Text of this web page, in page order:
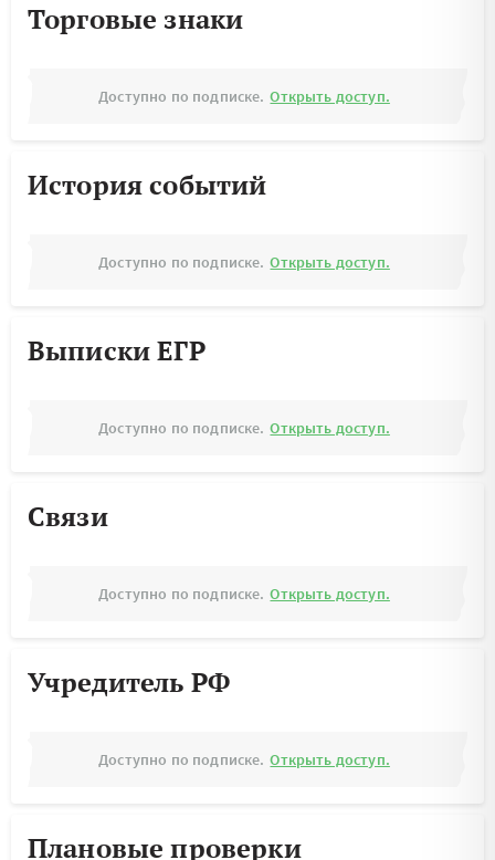
Торговые знаки
Доступно по подписке. Открыть доступ.
История событий
Доступно по подписке. Открыть доступ.
Выписки ЕГР
Доступно по подписке. Открыть доступ.
Связи
Доступно по подписке. Открыть доступ.
Учредитель РФ
Доступно по подписке. Открыть доступ.
Плановые проверки